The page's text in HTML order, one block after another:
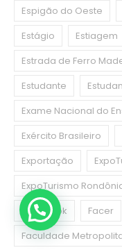
Espigão do Oeste
Estágio
Estiagem
Estrada de Ferro
Estudante
Exame Nacional do
Exército Brasileiro
Exportação
ExpoTurismo
Facebook
Facer
Faculdade